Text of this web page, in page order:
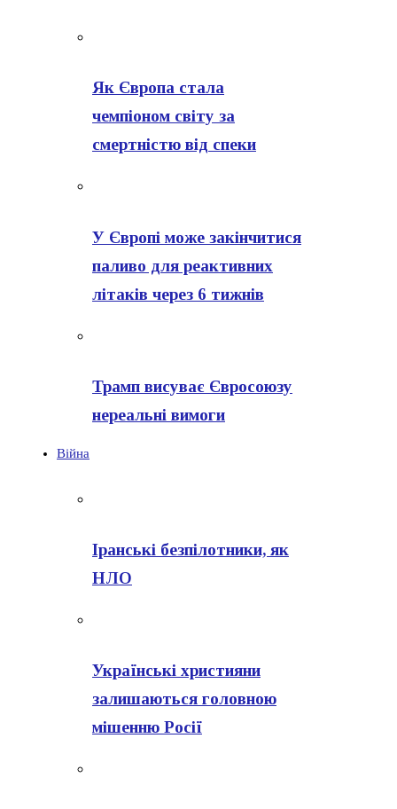
Як Європа стала
чемпіоном світу за
смертністю від спеки
У Європі може закінчитися
паливо для реактивних
літаків через 6 тижнів
Трамп висуває Євросоюзу
нереальні вимоги
Війна
Іранські безпілотники, як
НЛО
Українські християни
залишаються головною
мішенню Росії